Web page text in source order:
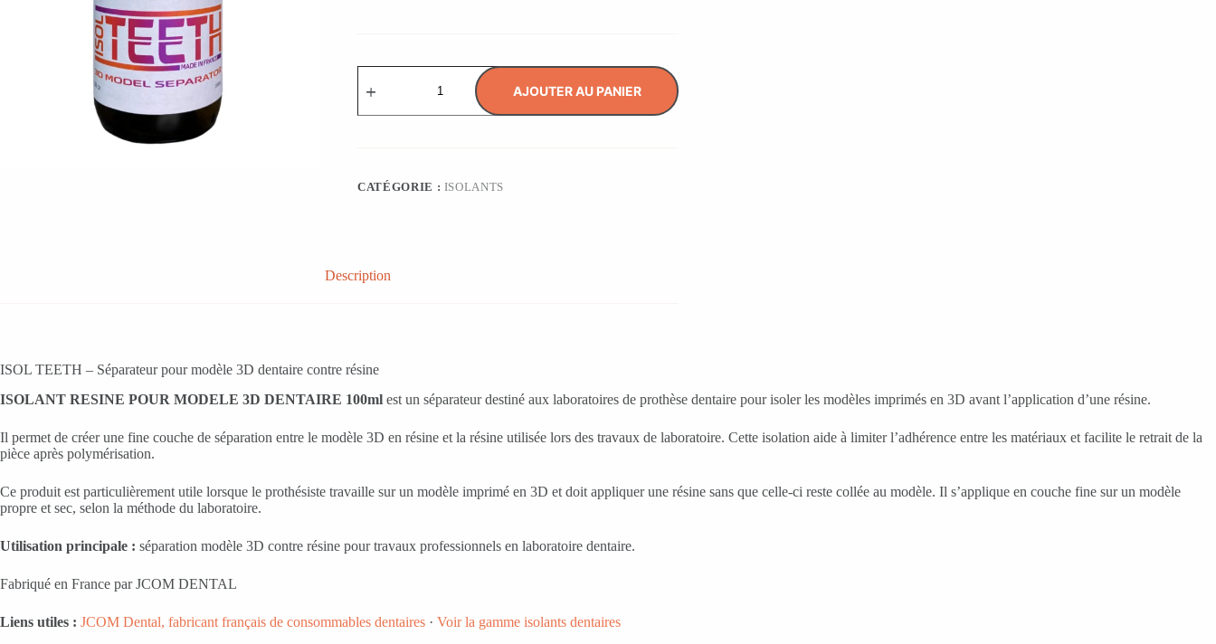
de
RESINE
DENTAIRE
100ml
AJOUTER AU PANIER
CATÉGORIE : ISOLANTS
Description
ISOL TEETH – Séparateur pour modèle 3D dentaire contre résine
ISOLANT RESINE POUR MODELE 3D DENTAIRE 100ml est un séparateur destiné aux laboratoires de prothèse dentaire pour isoler les modèles imprimés en 3D avant l’application d’une résine.
Il permet de créer une fine couche de séparation entre le modèle 3D en résine et la résine utilisée lors des travaux de laboratoire. Cette isolation aide à limiter l’adhérence entre les matériaux et facilite le retrait de la
pièce après polymérisation.
Ce produit est particulièrement utile lorsque le prothésiste travaille sur un modèle imprimé en 3D et doit appliquer une résine sans que celle-ci reste collée au modèle. Il s’applique en couche fine sur un modèle
propre et sec, selon la méthode du laboratoire.
Utilisation principale : séparation modèle 3D contre résine pour travaux professionnels en laboratoire dentaire.
Fabriqué en France par JCOM DENTAL
Liens utiles : JCOM Dental, fabricant français de consommables dentaires · Voir la gamme isolants dentaires